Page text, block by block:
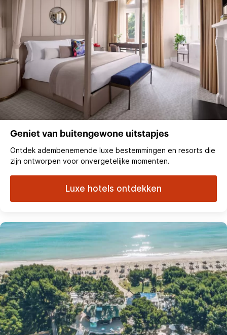
Geniet van buitengewone uitstapjes
Ontdek adembenemende luxe bestemmingen en resorts die
zijn ontworpen voor onvergetelijke momenten.
Luxe hotels ontdekken